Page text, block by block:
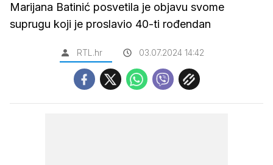
Marijana Batinić posvetila je objavu svome
suprugu koji je proslavio 40-ti rođendan
RTL.hr 03.07.2024 14:42